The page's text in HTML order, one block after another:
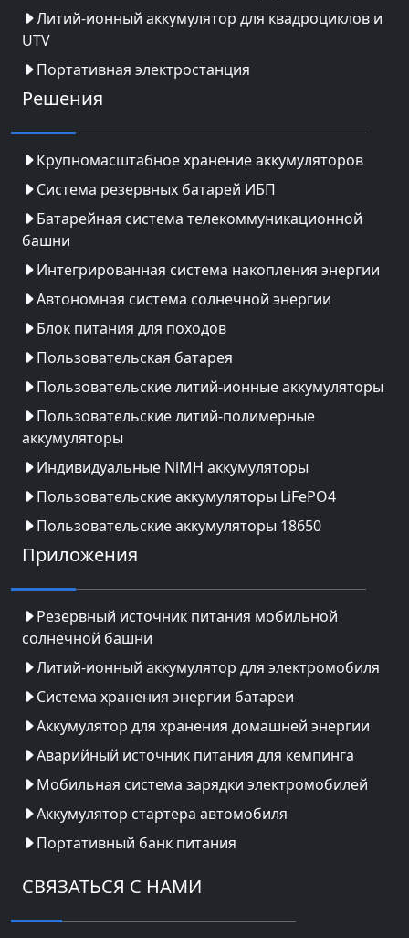
Литий-ионный аккумулятор для квадроциклов и
UTV
Портативная электростанция
Решения
Крупномасштабное хранение аккумуляторов
Система резервных батарей ИБП
Батарейная система телекоммуникационной
башни
Интегрированная система накопления энергии
Автономная система солнечной энергии
Блок питания для походов
Пользовательская батарея
Пользовательские литий-ионные аккумуляторы
Пользовательские литий-полимерные
аккумуляторы
Индивидуальные NiMH аккумуляторы
Пользовательские аккумуляторы LiFePO4
Пользовательские аккумуляторы 18650
Приложения
Резервный источник питания мобильной
солнечной башни
Литий-ионный аккумулятор для электромобиля
Система хранения энергии батареи
Аккумулятор для хранения домашней энергии
Аварийный источник питания для кемпинга
Мобильная система зарядки электромобилей
Аккумулятор стартера автомобиля
Портативный банк питания
СВЯЗАТЬСЯ С НАМИ